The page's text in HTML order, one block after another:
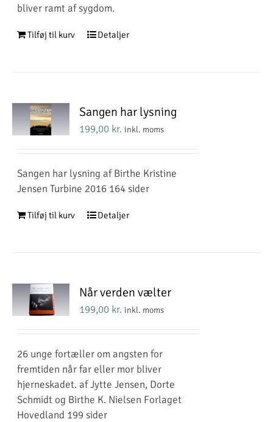
bliver ramt af sygdom.
Tilføj til kurv Detaljer
Sangen har lysning
199,00 kr. inkl. moms
Sangen har lysning af Birthe Kristine
Jensen Turbine 2016 164 sider
Tilføj til kurv Detaljer
Når verden vælter
199,00 kr. inkl. moms
26 unge fortæller om angsten for
fremtiden når far eller mor bliver
hjerneskadet. af Jytte Jensen, Dorte
Schmidt og Birthe K. Nielsen Forlaget
Hovedland 199 sider